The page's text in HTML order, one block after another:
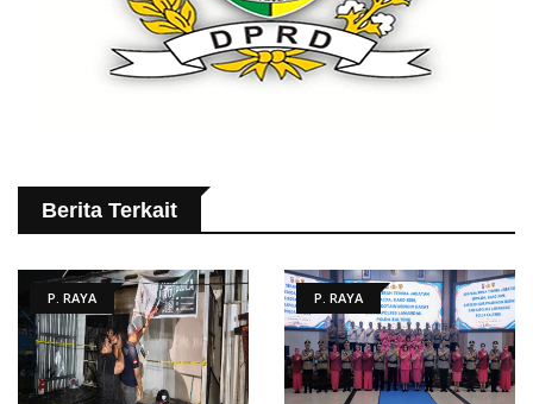
Berita Terkait
P. RAYA P. RAYA